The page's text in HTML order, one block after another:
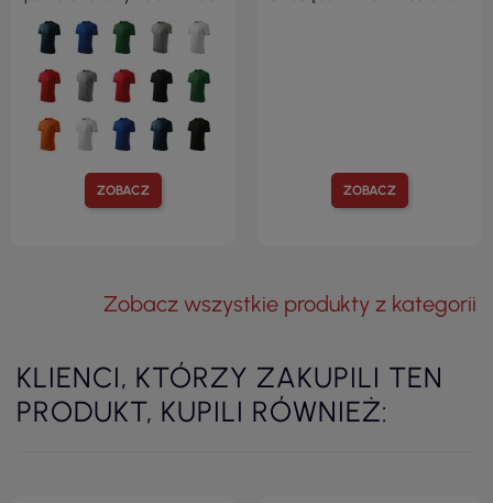
ZOBACZ ZOBACZ
Zobacz wszystkie produkty z kategorii
KLIENCI, KTÓRZY ZAKUPILI TEN
PRODUKT, KUPILI RÓWNIEŻ: